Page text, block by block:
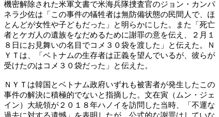
機密解除された米軍文書で米海兵隊捜査官のジョン・カンパ
ネラ少佐は「この事件の犠牲者は無防備状態の民間人で、ほ
とんどが女性や子どもだった」と明らかにした。また「死亡
者とケガ人の遺族をなだめるために謝罪の意を伝え、２月１
８日にお見舞いの名目でコメ３０袋を渡した」と伝えた。Ｎ
ＹＴは、「ベトナムの生存者は正義を望んでいるが、彼らが
受けたのはコメ３０袋だった」と伝えた。
ＮＹＴは韓国とベトナム政府いずれも被害者が発生したこの
事件の解決に積極的でないと指摘した。文在寅（ムン・ジェ
イン）大統領が２０１８年ハノイを訪問した当時、「不運な
過去に対する遺憾」を表明したが、公式的な謝罪はしていな